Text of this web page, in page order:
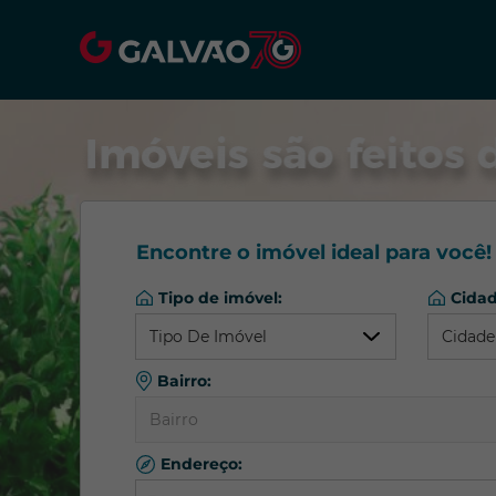
Encontre o imóvel ideal para você!
Tipo de imóvel:
Tipo De Imóvel
Qualquer
Apartamento
Barracão/Galpão
Cidade
Bairro:
Bairro
Qualquer
Endereço: